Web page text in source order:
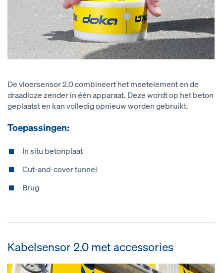
De vloersensor 2.0 combineert het meetelement en de
draadloze zender in één apparaat. Deze wordt op het beton
geplaatst en kan volledig opnieuw worden gebruikt.
Toepassingen:
In situ betonplaat
Cut-and-cover tunnel
Brug
Kabelsensor 2.0 met accessories